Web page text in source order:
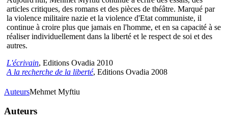
articles critiques, des romans et des pièces de théâtre. Marqué par
la violence militaire nazie et la violence d'Etat communiste, il
continue à croire plus que jamais en l'homme, et en sa capacité à se
réaliser individuellement dans la liberté et le respect de soi et des
autres.
L'écrivain, Editions Ovadia 2010
A la recherche de la liberté, Editions Ovadia 2008
AuteursMehmet Myftiu
Auteurs